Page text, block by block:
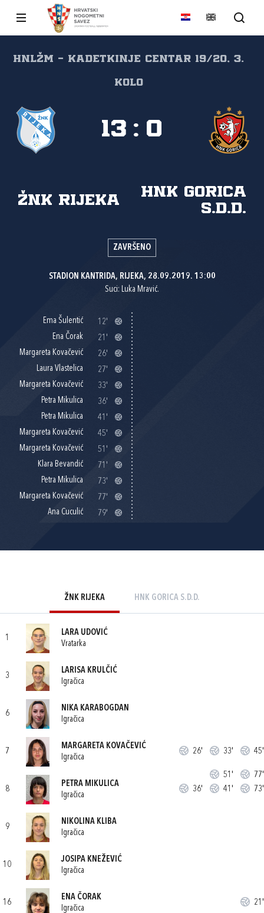
HNLŽM - kadetkinje CENTAR 19/20, 3.
kolo
ŽNK Rijeka
HNK Gorica
s.d.d.
13 : 0
ZAVRŠENO
STADION KANTRIDA, RIJEKA, 28.09.2019. 13:00
Suci: Luka Mravić.
Ema Šulentić
12'
Ena Čorak
21'
Margareta Kovačević
26'
Laura Vlastelica
27'
Margareta Kovačević
33'
Petra Mikulica
36'
Petra Mikulica
41'
Margareta Kovačević
45'
Margareta Kovačević
51'
Klara Bevandić
71'
Petra Mikulica
73'
Margareta Kovačević
77'
Ana Cuculić
79'
ŽNK RIJEKA HNK GORICA S.D.D.
1
LARA UDOVIĆ
Vratarka
3
LARISA KRULČIĆ
Igračica
6
NIKA KARABOGDAN
Igračica
7
MARGARETA KOVAČEVIĆ
Igračica
26' 33' 45'
51'
77'
8
PETRA MIKULICA
Igračica
36' 41' 73'
9
NIKOLINA KLIBA
Igračica
10
JOSIPA KNEŽEVIĆ
Igračica
16
ENA ČORAK
Igračica
21'